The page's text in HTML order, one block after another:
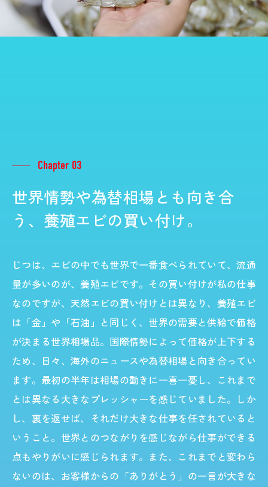
Chapter 03
世界情勢や為替相場とも向き合
う、養殖エビの買い付け。
じつは、エビの中でも世界で一番食べられていて、流通
量が多いのが、養殖エビです。その買い付けが私の仕事
なのですが、天然エビの買い付けとは異なり、養殖エビ
は「金」や「石油」と同じく、世界の需要と供給で価格
が決まる世界相場品。国際情勢によって価格が上下する
ため、日々、海外のニュースや為替相場と向き合ってい
ます。最初の半年は相場の動きに一喜一憂し、これまで
とは異なる大きなプレッシャーを感じていました。しか
し、裏を返せば、それだけ大きな仕事を任されていると
いうこと。世界とのつながりを感じながら仕事ができる
点もやりがいに感じられます。また、これまでと変わら
ないのは、お客様からの「ありがとう」の一言が大きな